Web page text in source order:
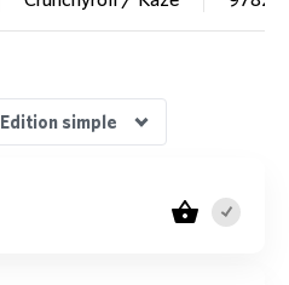
Edition simple